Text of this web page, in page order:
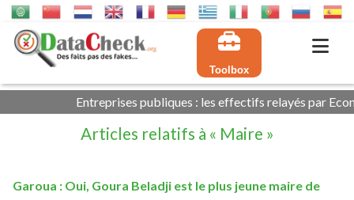
Toolbox
Entreprises publiques : les effectifs relayés par
Articles relatifs à « Maire »
Garoua : Oui, Goura Beladji est le plus jeune maire de